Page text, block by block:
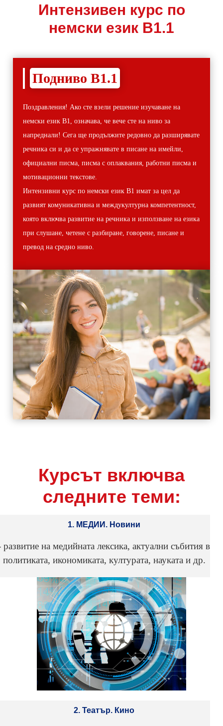
Интензивен курс по
немски език B1.1
Подниво В1.1
Поздравления! Ако сте взели решение изучаване на
немски език В1, означава, че вече сте на ниво за
напреднали! Сега ще продължите редовно да разширявате
речника си и да се упражнявате в писане на имейли,
официални писма, писма с оплаквания, работни писма и
мотивационни текстове.
Интензивни курс по немски език В1 имат за цел да
развият комуникативна и междукултурна компетентност,
която включва развитие на речника и използване на езика
при слушане, четене с разбиране, говорене, писане и
превод на средно ниво.
Курсът включва
следните теми:
1. МЕДИИ. Новини
развитие на медийната лексика, актуални събития в
политиката, икономиката, културата, науката и др.
2. Театър. Кино